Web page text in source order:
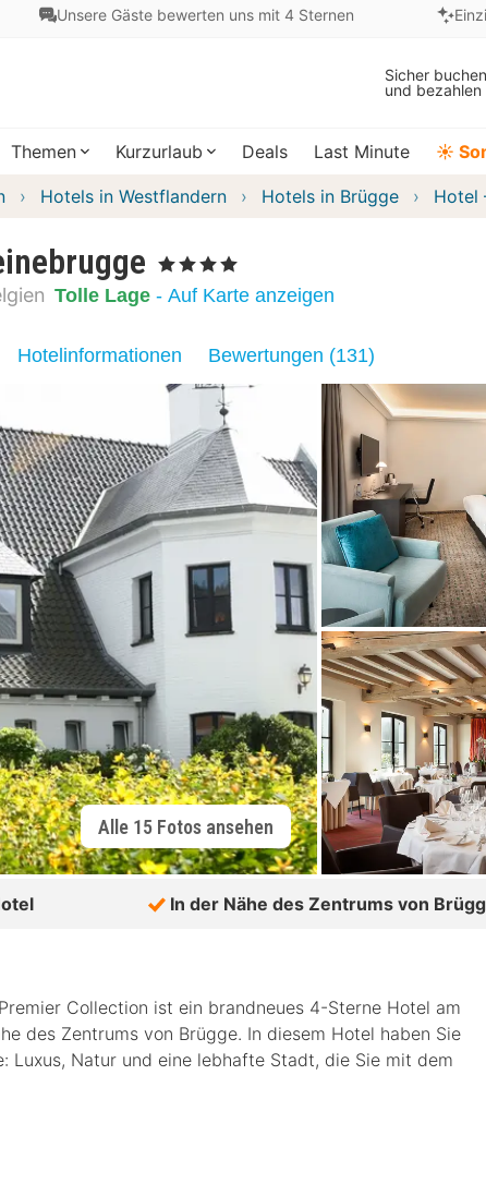
Unsere Gäste bewerten uns mit 4 Sternen
Sicher buchen
und bezahlen
Themen Kurzurlaub Deals Last Minute ☀️
Hotels in Westflandern Hotels in Brügge Hotel
, 4 Sterne
Tolle Lage - Auf Karte anzeigen
Hotelinformationen Bewertungen (131)
Alle 15 Fotos ansehen
In der Nähe des Zentrums von
Collection ist ein brandneues 4-Sterne Hotel am
des Zentrums von Brügge. In diesem Hotel haben Sie
Luxus, Natur und eine lebhafte Stadt, die Sie mit dem